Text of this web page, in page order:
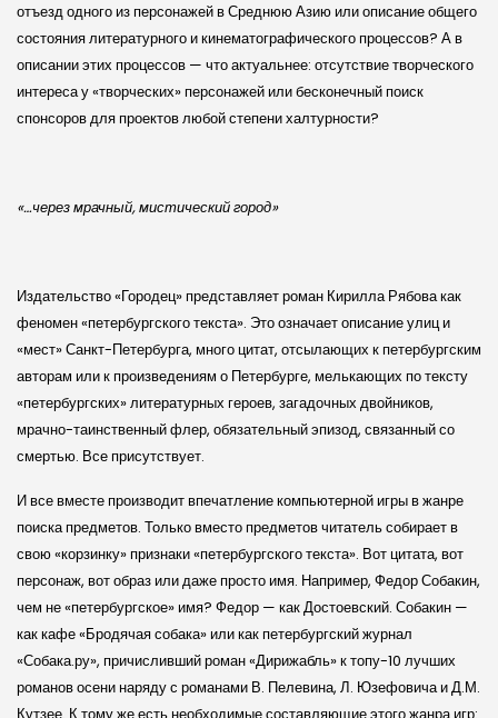
отъезд одного из персонажей в Среднюю Азию или описание общего
состояния литературного и кинематографического процессов? А в
описании этих процессов — что актуальнее: отсутствие творческого
интереса у «творческих» персонажей или бесконечный поиск
спонсоров для проектов любой степени халтурности?
«…через мрачный, мистический город»
Издательство «Городец» представляет роман Кирилла Рябова как
феномен «петербургского текста». Это означает описание улиц и
«мест» Санкт-Петербурга, много цитат, отсылающих к петербургским
авторам или к произведениям о Петербурге, мелькающих по тексту
«петербургских» литературных героев, загадочных двойников,
мрачно-таинственный флер, обязательный эпизод, связанный со
смертью. Все присутствует.
И все вместе производит впечатление компьютерной игры в жанре
поиска предметов. Только вместо предметов читатель собирает в
свою «корзинку» признаки «петербургского текста». Вот цитата, вот
персонаж, вот образ или даже просто имя. Например, Федор Собакин,
чем не «петербургское» имя? Федор — как Достоевский. Собакин —
как кафе «Бродячая собака» или как петербургский журнал
«Собака.ру», причисливший роман «Дирижабль» к топу-10 лучших
романов осени наряду с романами В. Пелевина, Л. Юзефовича и Д.М.